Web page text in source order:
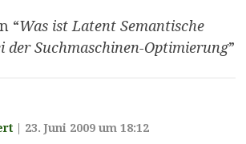
“Was ist Latent Semantische
der Suchmaschinen-Optimierung”
23. Juni 2009 um 18:12